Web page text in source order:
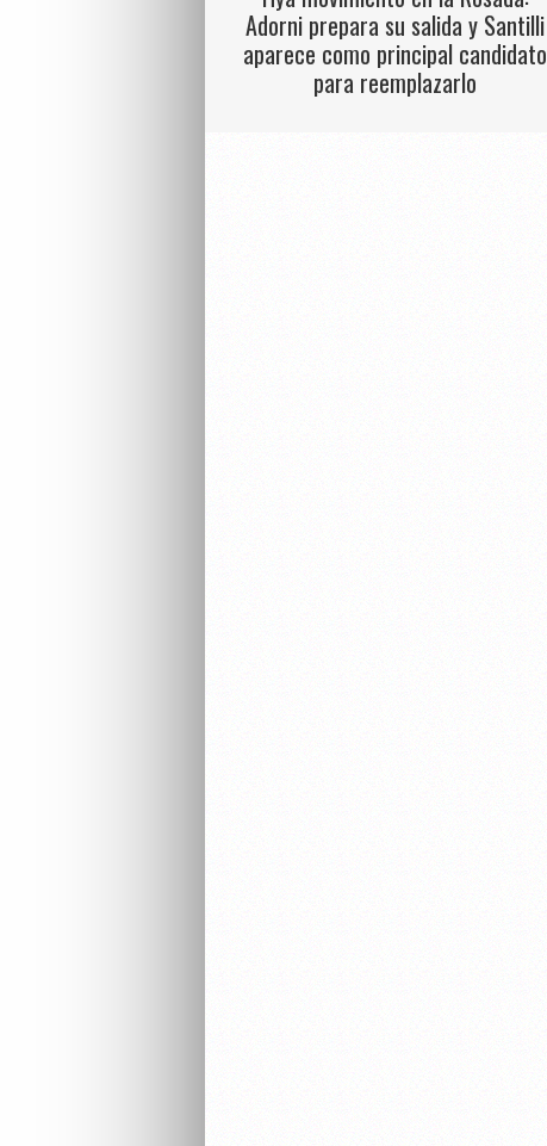
Adorni prepara su salida y Santilli
aparece como principal candidato
para reemplazarlo